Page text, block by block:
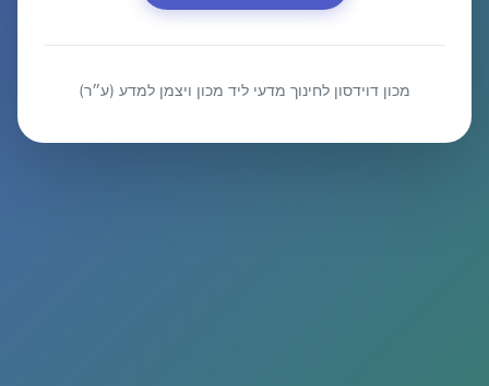
מכון דוידסון לחינוך מדעי ליד מכון ויצמן למדע (ע״ר)